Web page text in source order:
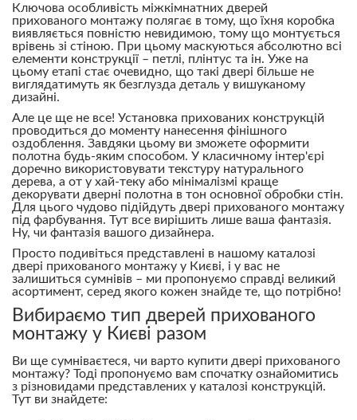
Ключова особливість міжкімнатних дверей
прихованого монтажу полягає в тому, що їхня коробка
виявляється повністю невидимою, тому що монтується
врівень зі стіною. При цьому маскуються абсолютно всі
елементи конструкції – петлі, плінтус та ін. Уже на
цьому етапі стає очевидно, що такі двері більше не
виглядатимуть як безглузда деталь у вишуканому
дизайні.
Але це ще не все! Установка прихованих конструкцій
проводиться до моменту нанесення фінішного
оздоблення. Завдяки цьому ви зможете оформити
полотна будь-яким способом. У класичному інтер'єрі
доречно використовувати текстуру натурального
дерева, а от у хай-теку або мінімалізмі краще
декорувати дверні полотна в тон основної обробки стін.
Для цього чудово підійдуть двері прихованого монтажу
під фарбування. Тут все вирішить лише ваша фантазія.
Ну, чи фантазія вашого дизайнера.
Просто подивіться представлені в нашому каталозі
двері прихованого монтажу у Києві, і у вас не
залишиться сумнівів – ми пропонуємо справді великий
асортимент, серед якого кожен знайде те, що потрібно!
Вибираємо тип дверей прихованого
монтажу у Києві разом
Ви ще сумніваєтеся, чи варто купити двері прихованого
монтажу? Тоді пропонуємо вам спочатку ознайомитись
з різновидами представлених у каталозі конструкцій.
Тут ви знайдете: